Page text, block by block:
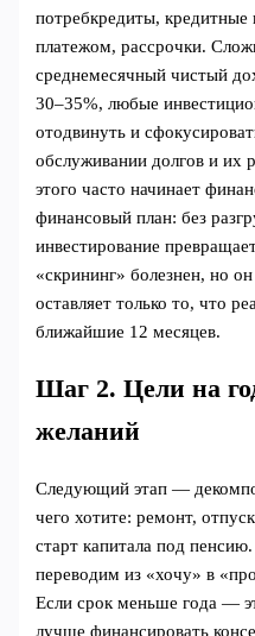
потребкредиты,
платежом, рассрочки.
среднемесячный чистый
30–35%, любые
отодвинуть и
обслуживании долгов и их
этого часто начинает
финансовый план: без
инвестирование
«скрининг» болезнен, но
оставляет только то, что
ближайшие 12 месяцев.
Шаг 2. Цели на
желаний
Следующий этап —
чего хотите: ремонт,
старт капитала под
переводим из «хочу» в
Если срок меньше года —
лучше финансировать